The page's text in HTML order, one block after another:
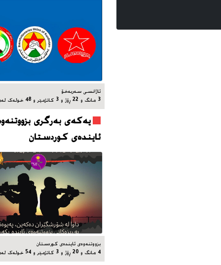
ئاژانسی سه‌ربه‌خۆ
3 مانگ و 22 ڕۆژ و 3 کاتژمێر و 48 خوله‌ک له‌مه‌وپێش‌
یه‌که‌ی به‌رگری
ئاینده‌ی کوردستان
بزووتنه‌وه‌ی ئاینده‌ی کوردستان
4 مانگ و 20 ڕۆژ و 3 کاتژمێر و 54 خوله‌ک له‌مه‌وپێش‌